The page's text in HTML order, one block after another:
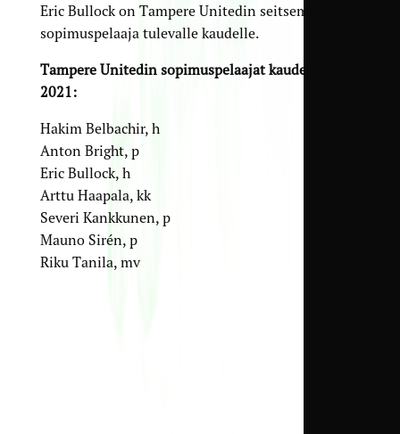
Eric Bullock on Tampere Unitedin seitsemäs
sopimuspelaaja tulevalle kaudelle.
Tampere Unitedin sopimuspelaajat kaudelle
2021:
Hakim Belbachir, h
Anton Bright, p
Eric Bullock, h
Arttu Haapala, kk
Severi Kankkunen, p
Mauno Sirén, p
Riku Tanila, mv